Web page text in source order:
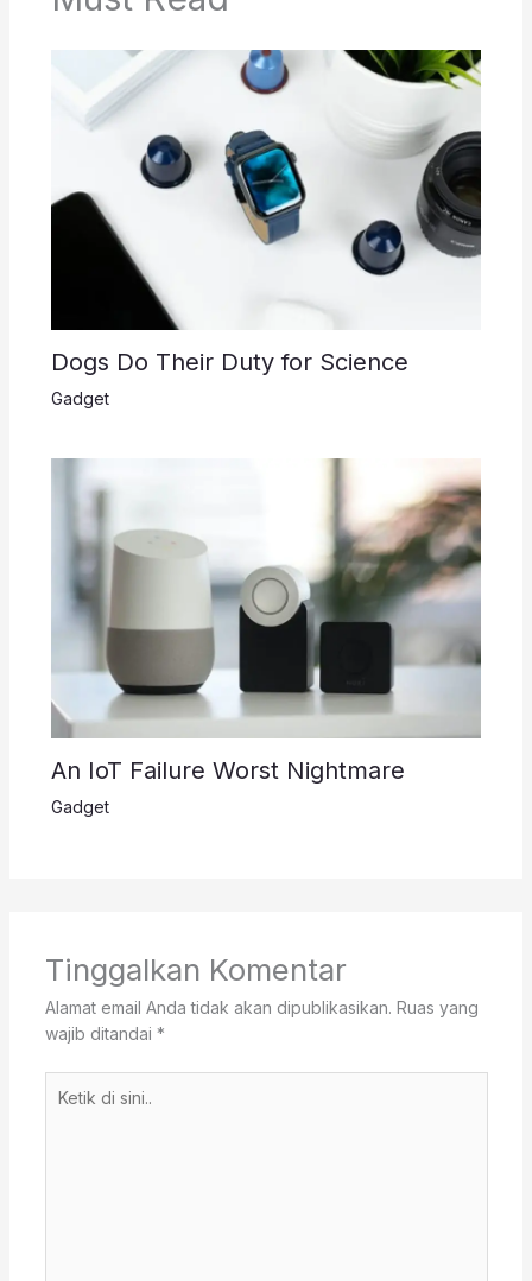
Dogs Do Their Duty for Science
Gadget
An IoT Failure Worst Nightmare
Gadget
Tinggalkan Komentar
Alamat email Anda tidak akan dipublikasikan. Ruas yang
wajib ditandai *